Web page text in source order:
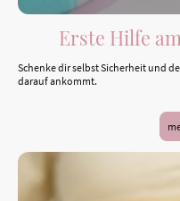
Erste Hilfe
Schenke dir selbst Sicherheit und
darauf ankommt.